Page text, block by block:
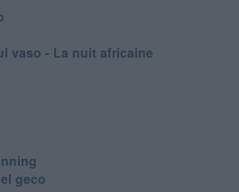
vaso - La nuit africaine
geco